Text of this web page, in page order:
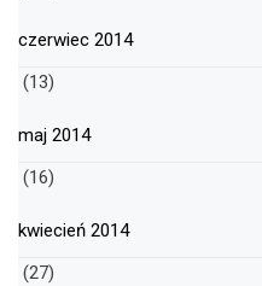
czerwiec 2014
(13)
maj 2014
(16)
kwiecień 2014
(27)